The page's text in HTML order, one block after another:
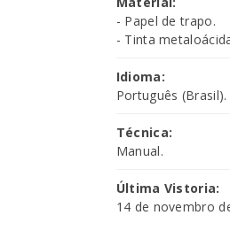
- Papel de trapo.
- Tinta
Idioma:
Português (Brasil).
Técnica:
Manual.
Última Vistoria:
14 de novembro